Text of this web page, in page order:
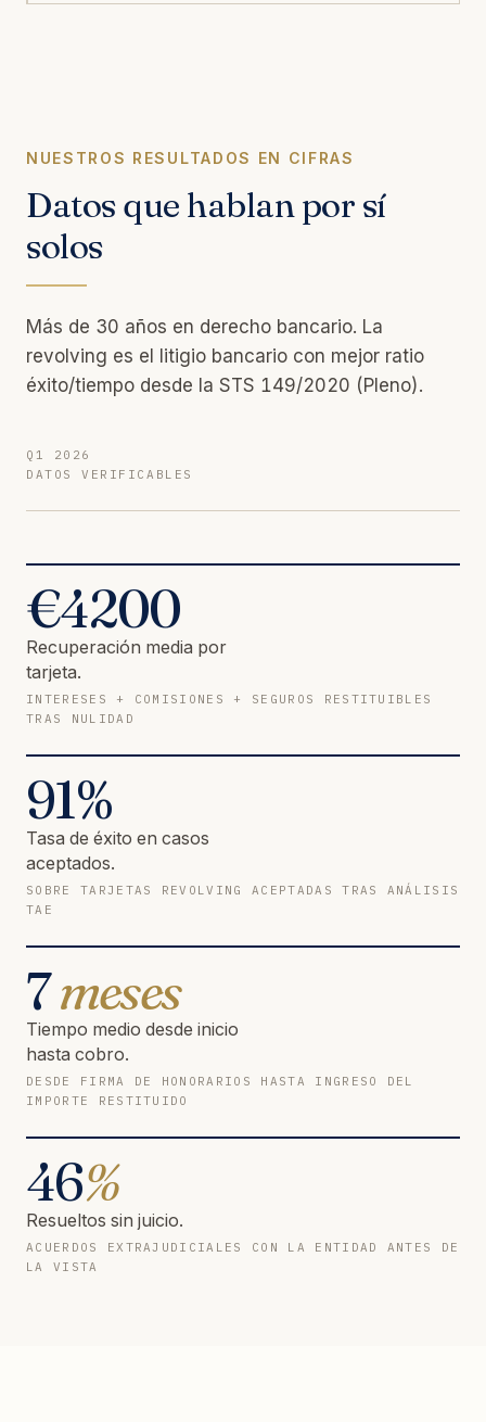
NUESTROS RESULTADOS EN CIFRAS
Datos que hablan por sí
solos
Más de 30 años en derecho bancario. La
revolving es el litigio bancario con mejor ratio
éxito/tiempo desde la STS 149/2020 (Pleno).
Q1 2026
DATOS VERIFICABLES
€4200
Recuperación media por
tarjeta.
INTERESES + COMISIONES + SEGUROS RESTITUIBLES
TRAS NULIDAD
91%
Tasa de éxito en casos
aceptados.
SOBRE TARJETAS REVOLVING ACEPTADAS TRAS ANÁLISIS
TAE
7meses
Tiempo medio desde inicio
hasta cobro.
DESDE FIRMA DE HONORARIOS HASTA INGRESO DEL
IMPORTE RESTITUIDO
46%
Resueltos sin juicio.
ACUERDOS EXTRAJUDICIALES CON LA ENTIDAD ANTES DE
LA VISTA